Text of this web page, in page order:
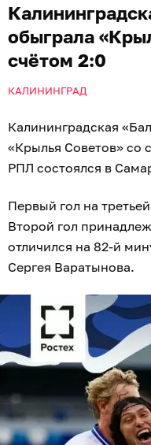
обыграла
счётом 2:0
КАЛИНИНГРАД
Калининградская
«Крылья Советов» со
РПЛ состоялся в
Первый гол на
Второй гол
отличился на 82‑й
Сергея Варатынова.